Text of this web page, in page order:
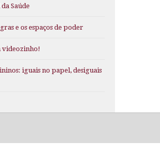
Saúde
e os espaços de poder
videozinho!
iguais no papel, desiguais